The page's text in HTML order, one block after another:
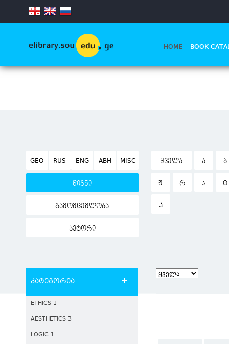
.
HOME BOOK
GEO RUS ENG ABH MISC
წიგნი
გამომცემლობა
ავტორი
ᲧᲕᲔᲚᲐ Ა Ბ
Ჟ Რ Ს Ტ
Ჰ
კატეგორია
ETHICS 1
AESTHETICS 3
LOGIC 1